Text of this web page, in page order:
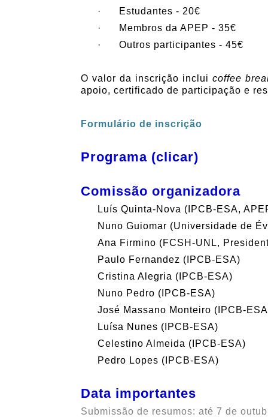
· Estudantes - 20€
· Membros da APEP - 35€
· Outros participantes - 45€
O valor da inscrição inclui coffee
apoio, certificado de participação e
Formulário de inscrição
Programa (clicar)
Comissão organizadora
Luís Quinta-Nova (IPCB-ESA,
Nuno Guiomar (Universidade de
Ana Firmino (FCSH-UNL,
Paulo Fernandez (IPCB-ESA)
Cristina Alegria (IPCB-ESA)
Nuno Pedro (IPCB-ESA)
José Massano Monteiro (IPCB-
Luísa Nunes (IPCB-ESA)
Celestino Almeida (IPCB-ESA)
Pedro Lopes (IPCB-ESA)
Data importantes
Submissão de resumos: até 7 de